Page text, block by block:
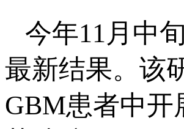
今年11月中
最新结果。该
GBM患者中开